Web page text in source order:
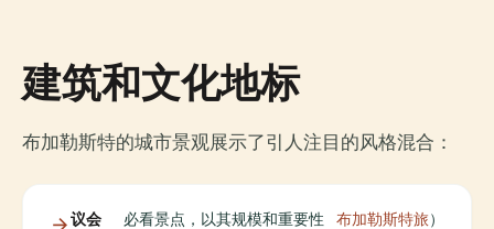
建筑和文化地标
布加勒斯特的城市景观展示了引人注目的风格混合：
议会
必看景点，以其规模和重要性
布加勒斯特旅）